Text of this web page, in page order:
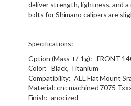
deliver strength, lightness, and
bolts for Shimano calipers are
Specifications:
Option (Mass +/-1g): FRONT
Color: Black, Titanium
Compatibility: ALL Flat Mount
Material: cnc machined 7075
Finish: anodized